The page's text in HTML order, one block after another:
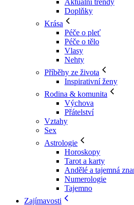
Aktuální trendy
Doplňky
Krása
Péče o pleť
Péče o tělo
Vlasy
Nehty
Příběhy ze života
Inspirativní ženy
Rodina & komunita
Výchova
Přátelství
Vztahy
Sex
Astrologie
Horoskopy
Tarot a karty
Andělé a tajemná
Numerologie
Tajemno
Zajímavosti